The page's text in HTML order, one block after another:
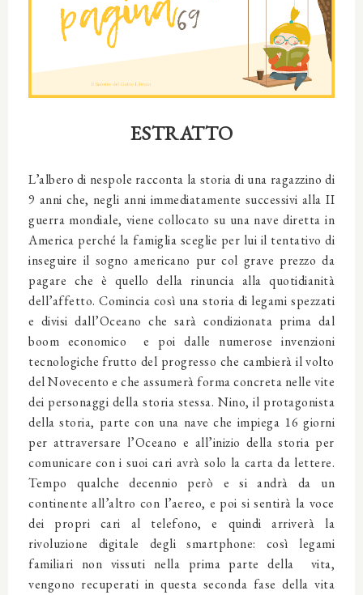
ESTRATTO
L’albero di nespole racconta la storia di una ragazzino di
9 anni che, negli anni immediatamente successivi alla II
guerra mondiale, viene collocato su una nave diretta in
America perché la famiglia sceglie per lui il tentativo di
inseguire il sogno americano pur col grave prezzo da
pagare che è quello della rinuncia alla quotidianità
dell’affetto. Comincia così una storia di legami spezzati
e divisi dall’Oceano che sarà condizionata prima dal
boom economico e poi dalle numerose invenzioni
tecnologiche frutto del progresso che cambierà il volto
del Novecento e che assumerà forma concreta nelle vite
dei personaggi della storia stessa. Nino, il protagonista
della storia, parte con una nave che impiega 16 giorni
per attraversare l’Oceano e all’inizio della storia per
comunicare con i suoi cari avrà solo la carta da lettere.
Tempo qualche decennio però e si andrà da un
continente all’altro con l’aereo, e poi si sentirà la voce
dei propri cari al telefono, e quindi arriverà la
rivoluzione digitale degli smartphone: così legami
familiari non vissuti nella prima parte della vita,
vengono recuperati in questa seconda fase della vita